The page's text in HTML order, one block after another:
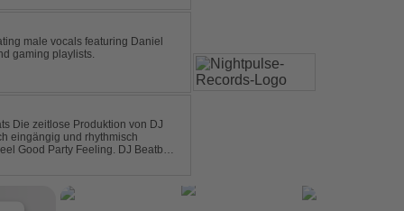
male vocals featuring Daniel
gaming playlists.
DJ
eingängig und rhythmisch
Party Feeling. DJ Beatboy